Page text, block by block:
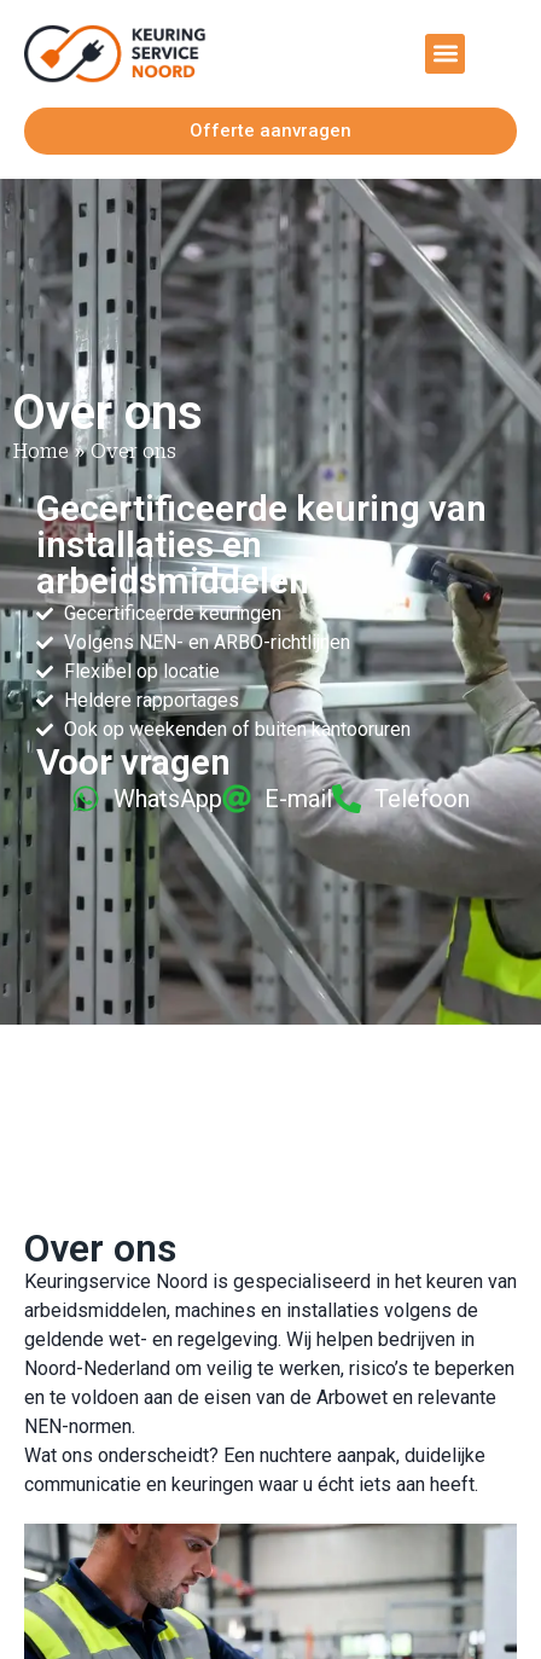
Offerte aanvragen
Over ons
Home»Over ons
Gecertificeerde keuring van
installaties en
arbeidsmiddelen
Gecertificeerde keuringen
Volgens NEN- en ARBO-richtlijnen
Flexibel op locatie
Heldere rapportages
Ook op weekenden of buiten kantooruren
Voor vragen
WhatsApp E-mail Telefoon
Over ons
Keuringservice Noord is gespecialiseerd in het keuren van
arbeidsmiddelen, machines en installaties volgens de
geldende wet- en regelgeving. Wij helpen bedrijven in
Noord-Nederland om veilig te werken, risico’s te beperken
en te voldoen aan de eisen van de Arbowet en relevante
NEN-normen.
Wat ons onderscheidt? Een nuchtere aanpak, duidelijke
communicatie en keuringen waar u écht iets aan heeft.